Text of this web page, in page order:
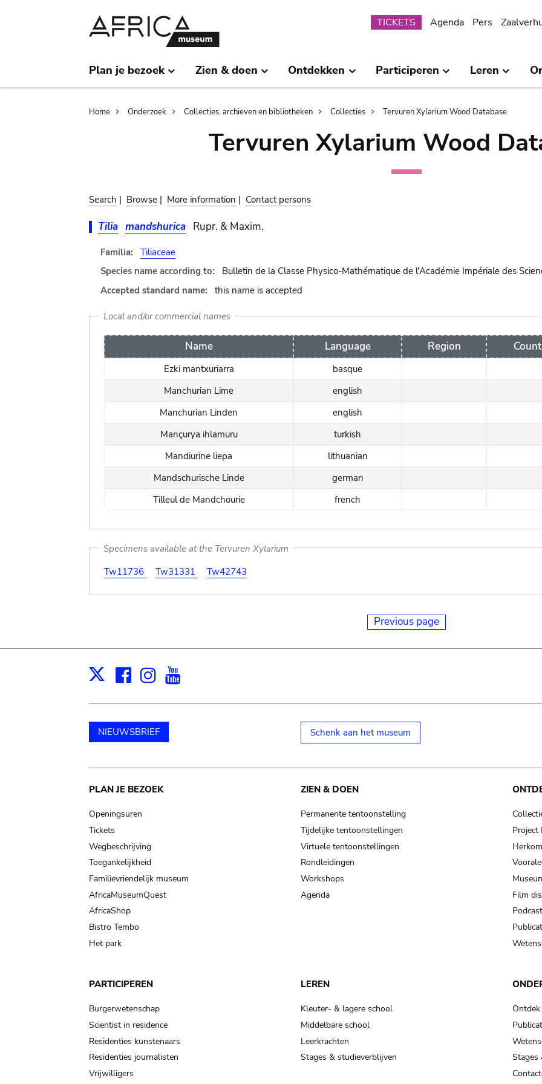
Submenu
TICKETS Agenda Pers
Plan je bezoek Zien & doen Ontdekken Participeren Leren
Breadcrumb
Home Onderzoek Collecties, archieven en bibliotheken Collecties Tervuren Xylarium Wood Database
Tervuren Xylarium Wood
Search | Browse | More information | Contact persons
Tilia mandshurica Rupr. & Maxim.
Familia:
Tiliaceae
Species name according to:
Bulletin de la Classe Physico-Mathématique de l'Académie Impériale des
Accepted standard name:
this name is accepted
Local and/or commercial names
Name Language Region
Ezki mantxuriarra basque
Manchurian Lime
english
Manchurian Linden
english
Mançurya ihlamuru
turkish
Mandiurine liepa
lithuanian
Mandschurische Linde
german
Tilleul de Mandchourie
french
Specimens available at the Tervuren Xylarium
Tw11736
Tw31331 Tw42743
Previous page
X Facebook
Instagram
NIEUWSBRIEF Schenk aan het museum
Main
navigation
PLAN JE BEZOEK
Openingsuren
Tickets
Wegbeschrijving
Toegankelijkheid
Familievriendelijk museum
AfricaMuseumQuest
AfricaShop
Bistro Tembo
Het park
ZIEN & DOEN
Permanente tentoonstelling
Tijdelijke tentoonstellingen
Virtuele tentoonstellingen
Rondleidingen
Workshops
Agenda
Project
Film
PARTICIPEREN
Burgerwetenschap
Scientist in residence
Residenties kunstenaars
Residenties journalisten
Vrijwilligers
LEREN
Kleuter- & lagere school
Middelbare school
Leerkrachten
Stages & studieverblijven
Stages